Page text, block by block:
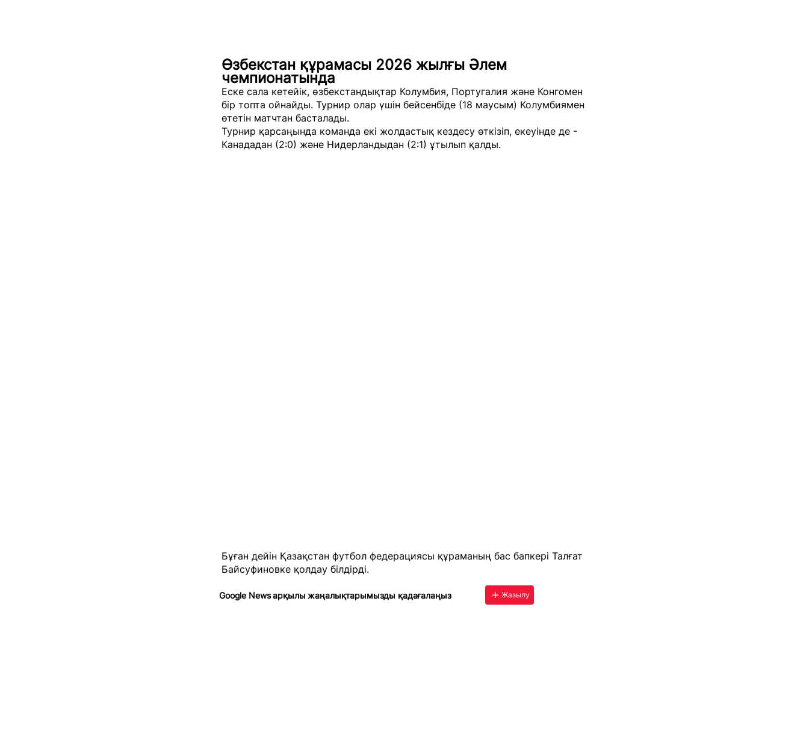
Өзбекстан құрамасы 2026 жылғы Әлем
чемпионатында
Еске сала кетейік, өзбекстандықтар Колумбия, Португалия және Конгомен
бір топта ойнайды. Турнир олар үшін бейсенбіде (18 маусым) Колумбиямен
өтетін матчтан басталады.
Турнир қарсаңында команда екі жолдастық кездесу өткізіп, екеуінде де -
Канададан (2:0) және Нидерландыдан (2:1) ұтылып қалды.
Бұған дейін Қазақстан футбол федерациясы құраманың бас бапкері Талғат
Байсуфиновке қолдау білдірді.
Google News арқылы жаңалықтарымызды қадағалаңыз Жазылу